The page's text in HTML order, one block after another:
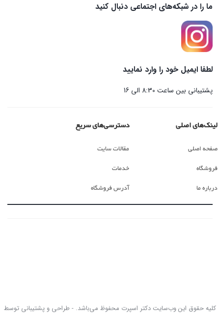
ما را در شبکه‌های اجتماعی دنبال کنید
لطفا ایمیل خود را وارد نمایید
پشتیبانی بین ساعت 8:30 الی 16
لینک‌های اصلی
صفحه اصلی
فروشگاه
درباره ما
دسترسی‌های سریع
مقالات سایت
خدمات
آدرس فروشگاه
کلیه حقوق این وب‌سایت دکتر اسپرت محفوظ می‌باشد. - طراحی و پشتیبانی توسط